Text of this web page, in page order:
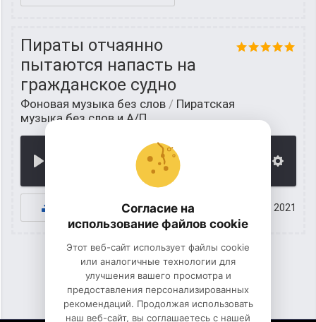
Пираты отчаянно
пытаются напасть на
гражданское судно
Фоновая музыка без слов / Пиратская
музыка без слов и А/П
К СКАЧИВАНИЮ 30 июнь 2021
Согласие на
использование файлов cookie
Этот веб-сайт использует файлы cookie
или аналогичные технологии для
улучшения вашего просмотра и
предоставления персонализированных
рекомендаций. Продолжая использовать
наш веб-сайт, вы соглашаетесь с нашей